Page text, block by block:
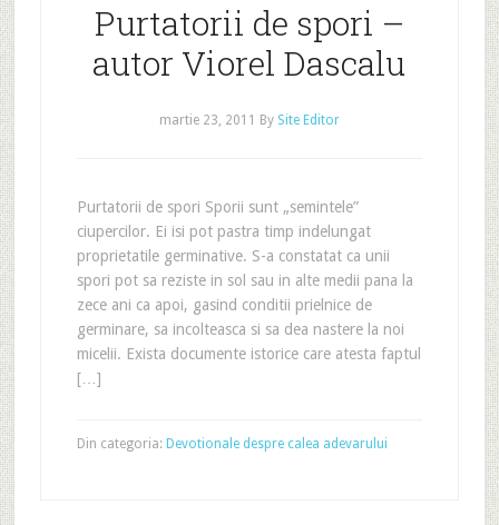
Purtatorii de spori –
autor Viorel Dascalu
martie 23, 2011 By Site Editor
Purtatorii de spori Sporii sunt „semintele”
ciupercilor. Ei isi pot pastra timp indelungat
proprietatile germinative. S-a constatat ca unii
spori pot sa reziste in sol sau in alte medii pana la
zece ani ca apoi, gasind conditii prielnice de
germinare, sa incolteasca si sa dea nastere la noi
micelii. Exista documente istorice care atesta faptul
[…]
Din categoria: Devotionale despre calea adevarului